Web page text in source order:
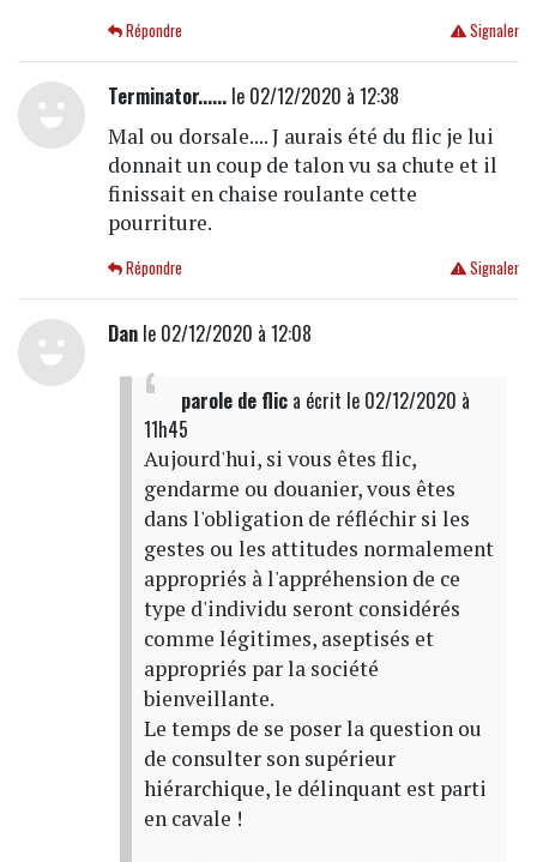
Signaler
Répondre
Terminator......le 02/12/2020 à 12:38
Mal ou dorsale.... J aurais été du flic je lui
donnait un coup de talon vu sa chute et il
finissait en chaise roulante cette
pourriture.
Signaler
Répondre
Danle 02/12/2020 à 12:08
parole de flica écrit le 02/12/2020 à
11h45
Aujourd'hui, si vous êtes flic,
gendarme ou douanier, vous êtes
dans l'obligation de réfléchir si les
gestes ou les attitudes normalement
appropriés à l'appréhension de ce
type d'individu seront considérés
comme légitimes, aseptisés et
appropriés par la société
bienveillante.
Le temps de se poser la question ou
de consulter son supérieur
hiérarchique, le délinquant est parti
en cavale !